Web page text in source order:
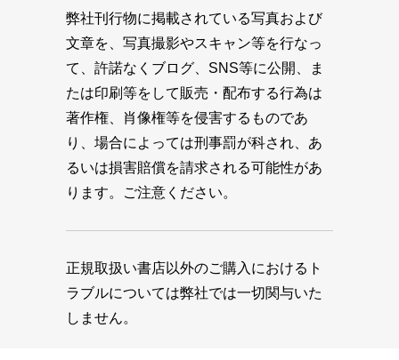
弊社刊行物に掲載されている写真および
文章を、写真撮影やスキャン等を行なっ
て、許諾なくブログ、SNS等に公開、ま
たは印刷等をして販売・配布する行為は
著作権、肖像権等を侵害するものであ
り、場合によっては刑事罰が科され、あ
るいは損害賠償を請求される可能性があ
ります。ご注意ください。
正規取扱い書店以外のご購入におけるト
ラブルについては弊社では一切関与いた
しません。